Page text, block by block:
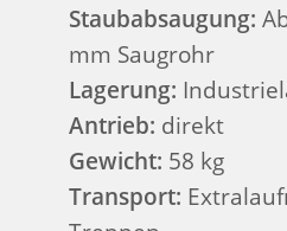
Staubabsaugung:
mm Saugrohr
Lagerung:
Antrieb: direkt
Gewicht: 58 kg
Transport: